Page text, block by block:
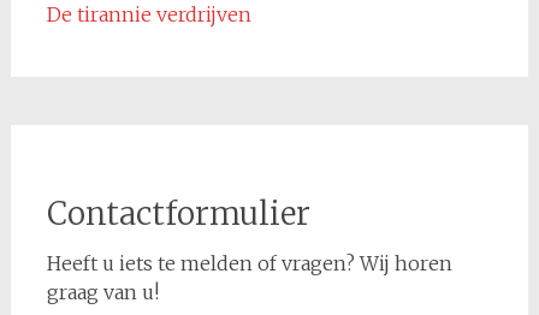
De tirannie verdrijven
Contactformulier
Heeft u iets te melden of vragen? Wij horen
graag van u!